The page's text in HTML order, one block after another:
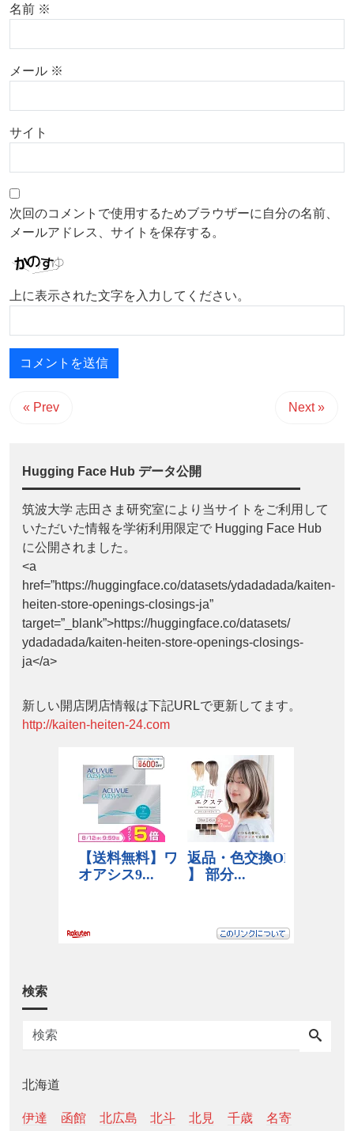
名前 ※
メール ※
サイト
次回のコメントで使用するためブラウザーに自分の名前、
メールアドレス、サイトを保存する。
上に表示された文字を入力してください。
« Prev Next »
Hugging Face Hub データ公開
筑波大学 志田さま研究室により当サイトをご利用して
いただいた情報を学術利用限定で Hugging Face Hub
に公開されました。
<a
href=”https://huggingface.co/datasets/ydadadada/kaiten-
heiten-store-openings-closings-ja”
target=”_blank”>https://huggingface.co/datasets/
ydadadada/kaiten-heiten-store-openings-closings-
ja</a>
新しい開店閉店情報は下記URLで更新してます。
http://kaiten-heiten-24.com
検索
北海道
伊達 函館 北広島 北斗 北見 千歳
名寄